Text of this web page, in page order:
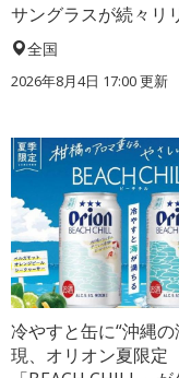
サングラスが続々リ
全国
2026年8月4日 17:00更新
冷やすと缶に“沖縄の
現、オリオン夏限定